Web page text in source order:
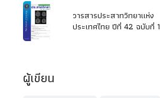
วารสารประสาทวิทยาแห่ง
ประเทศไทย ปีที่ 42 ฉบับที่ 1
ผู้เขียน